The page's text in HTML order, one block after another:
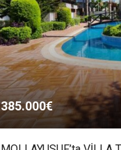
385.000€